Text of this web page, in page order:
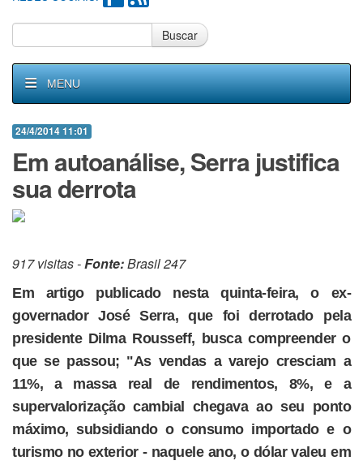
Buscar
MENU
24/4/2014 11:01
Em autoanálise, Serra justifica
sua derrota
917 visitas -Fonte:Brasil 247
Em artigo publicado nesta quinta-feira, o ex-
governador José Serra, que foi derrotado pela
presidente Dilma Rousseff, busca compreender o
que se passou; "As vendas a varejo cresciam a
11%, a massa real de rendimentos, 8%, e a
supervalorização cambial chegava ao seu ponto
máximo, subsidiando o consumo importado e o
turismo no exterior - naquele ano, o dólar valeu em